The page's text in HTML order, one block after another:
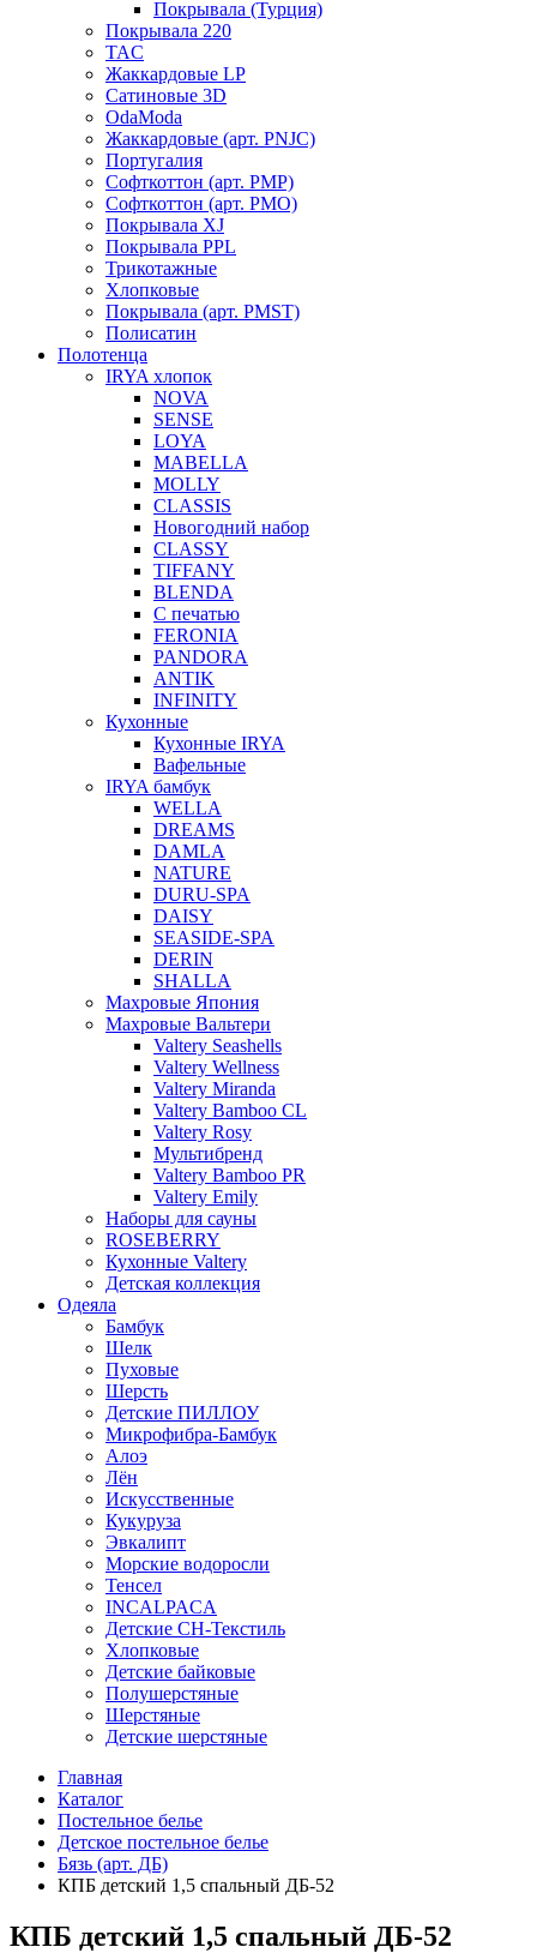
Покрывала (Турция)
Покрывала 220
TAC
Жаккардовые LP
Сатиновые 3D
OdaModa
Жаккардовые (арт. PNJC)
Португалия
Софткоттон (арт. PMP)
Софткоттон (арт. PMO)
Покрывала XJ
Покрывала PPL
Трикотажные
Хлопковые
Покрывала (арт. PMST)
Полисатин
Полотенца
IRYA хлопок
NOVA
SENSE
LOYA
MABELLA
MOLLY
CLASSIS
Новогодний набор
CLASSY
TIFFANY
BLENDA
С печатью
FERONIA
PANDORA
ANTIK
INFINITY
Кухонные
Кухонные IRYA
Вафельные
IRYA бамбук
WELLA
DREAMS
DAMLA
NATURE
DURU-SPA
DAISY
SEASIDE-SPA
DERIN
SHALLA
Махровые Япония
Махровые Вальтери
Valtery Seashells
Valtery Wellness
Valtery Miranda
Valtery Bamboo CL
Valtery Rosy
Мультибренд
Valtery Bamboo PR
Valtery Emily
Наборы для сауны
ROSEBERRY
Кухонные Valtery
Детская коллекция
Одеяла
Бамбук
Шелк
Пуховые
Шерсть
Детские ПИЛЛОУ
Микрофибра-Бамбук
Алоэ
Лён
Искусственные
Кукуруза
Эвкалипт
Морские водоросли
Тенсел
INCALPACA
Детские СН-Текстиль
Хлопковые
Детские байковые
Полушерстяные
Шерстяные
Детские шерстяные
Главная
Каталог
Постельное белье
Детское постельное белье
Бязь (арт. ДБ)
КПБ детский 1,5 спальный ДБ-52
КПБ детский 1,5 спальный ДБ-52